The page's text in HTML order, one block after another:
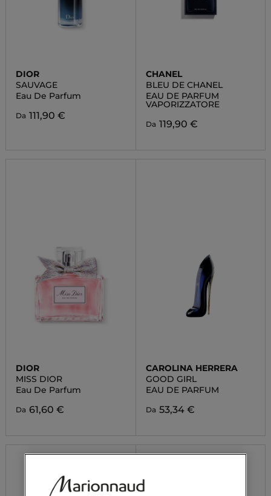
DIOR
SAUVAGE
Eau De Parfum
Da 111,90 €
CHANEL
BLEU DE CHANEL
EAU DE PARFUM
VAPORIZZATORE
Da 119,90 €
DIOR
MISS DIOR
Eau De Parfum
Da 61,60 €
CAROLINA HERRERA
GOOD GIRL
EAU DE PARFUM
Da 53,34 €